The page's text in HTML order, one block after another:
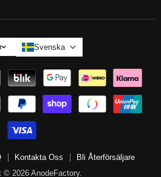
Kontakta Oss
Bli Återförsäljare
© 2026 AnodeFactory.
SPRÅK
Svenska